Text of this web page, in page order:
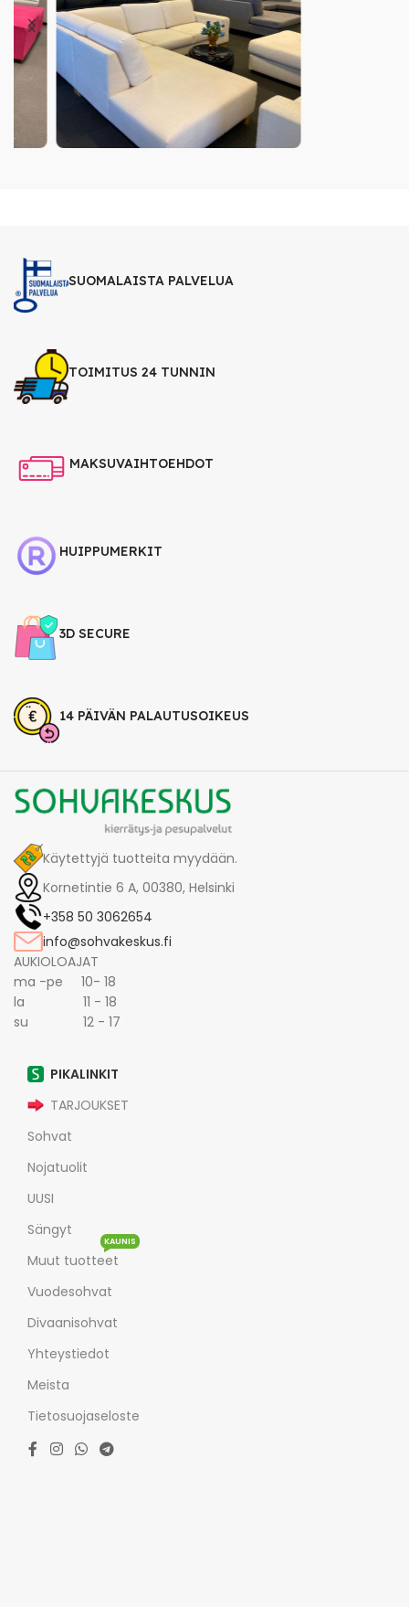
SUOMALAISTA PALVELUA
TOIMITUS 24 TUNNIN
MAKSUVAIHTOEHDOT
HUIPPUMERKIT
3D SECURE
14 PÄIVÄN PALAUTUSOIKEUS
Käytettyjä tuotteita myydään.
Kornetintie 6 A, 00380, Helsinki
+358 50 3062654
info@sohvakeskus.fi
AUKIOLOAJAT
ma -pe 10- 18
la 11 - 18
su 12 - 17
PIKALINKIT
TARJOUKSET
Sohvat
Nojatuolit
UUSI
Sängyt
Muut tuotteet
KAUNIS
Vuodesohvat
Divaanisohvat
Yhteystiedot
Meista
Tietosuojaseloste